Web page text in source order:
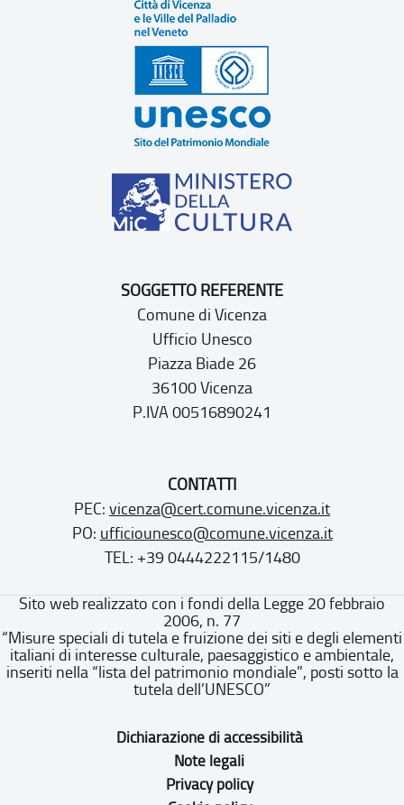
SOGGETTO REFERENTE
Comune di Vicenza
Ufficio Unesco
Piazza Biade 26
36100 Vicenza
P.IVA 00516890241
CONTATTI
PEC: vicenza@cert.comune.vicenza.it
PO: ufficiounesco@comune.vicenza.it
TEL: +39 0444222115/1480
Sito web realizzato con i fondi della Legge 20 febbraio
2006, n. 77
“Misure speciali di tutela e fruizione dei siti e degli elementi
italiani di interesse culturale, paesaggistico e ambientale,
inseriti nella “lista del patrimonio mondiale”, posti sotto la
tutela dell’UNESCO”
Dichiarazione di accessibilità
Note legali
Privacy policy